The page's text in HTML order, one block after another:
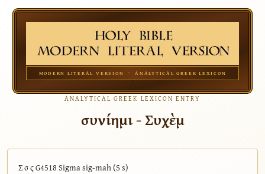
MODERN LITERAL VERSION · ANALYTICAL GREEK LEXICON
ANALYTICAL GREEK LEXICON ENTRY
συνίημι - Συχὲμ
Σ σ ς G4518 Sigma sig-mah (S s)